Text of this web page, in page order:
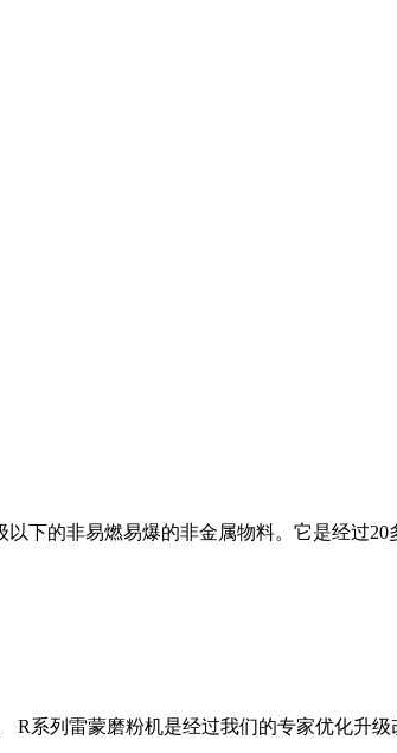
下的非易燃易爆的非金属物料。它是经过20
R系列雷蒙磨粉机是经过我们的专家优化升